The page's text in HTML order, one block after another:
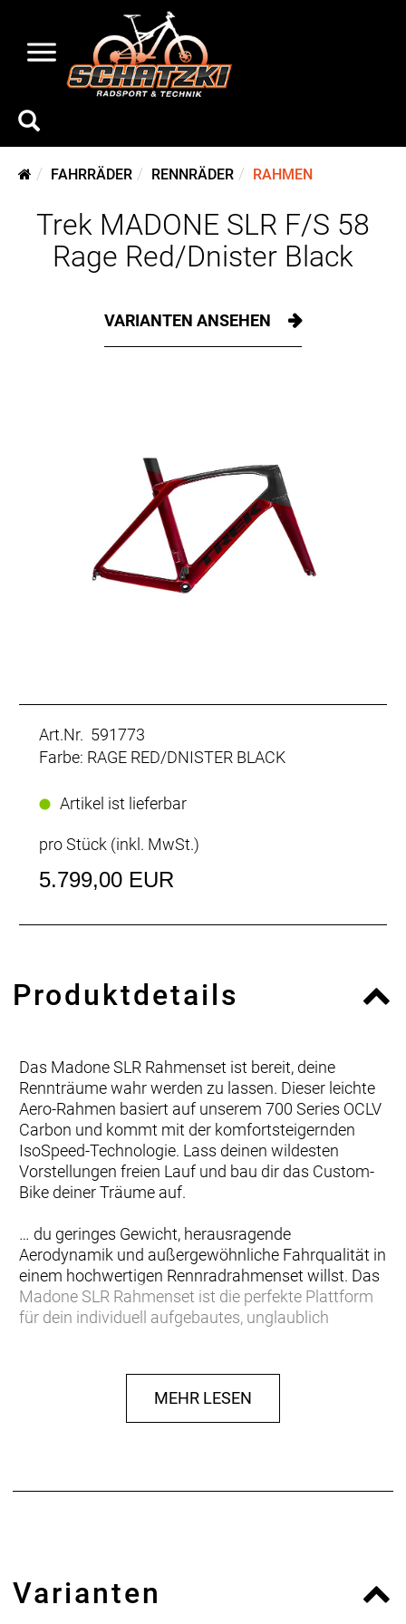
FAHRRÄDER RENNRÄDER RAHMEN
Trek MADONE SLR F/S 58
Rage Red/Dnister Black
VARIANTEN ANSEHEN
Art.Nr. 591773
Farbe: RAGE RED/DNISTER BLACK
Artikel ist lieferbar
pro Stück (inkl. MwSt.)
5.799,00 EUR
Produktdetails
Das Madone SLR Rahmenset ist bereit, deine
Rennträume wahr werden zu lassen. Dieser leichte
Aero-Rahmen basiert auf unserem 700 Series OCLV
Carbon und kommt mit der komfortsteigernden
IsoSpeed-Technologie. Lass deinen wildesten
Vorstellungen freien Lauf und bau dir das Custom-
Bike deiner Träume auf.
… du geringes Gewicht, herausragende
Aerodynamik und außergewöhnliche Fahrqualität in
einem hochwertigen Rennradrahmenset willst. Das
Madone SLR Rahmenset ist die perfekte Plattform
für dein individuell aufgebautes, unglaublich
Einen leichten Rahmen aus 700 Series OCLV Carbon
mit aerodynamischen KVF-Rohrprofilen (Kammtail
Virtual Foil) und vibrationsdämpfendem
Rahmenset vereint beste Aerodynamik und
herausragende Fahrqualität in einem leichten
MEHR LESEN
Varianten